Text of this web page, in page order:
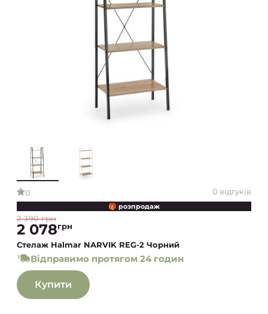
0 0 відгуків
🎁 розпродаж
2 390 грн
2 078грн
Стелаж Halmar NARVIK REG-2 Чорний
Відправимо протягом 24 годин
Купити